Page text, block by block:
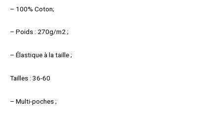
– 100% Coton;
– Poids : 270g/m2 ;
– Élastique à la taille ;
Tailles : 36-60
– Multi-poches ;